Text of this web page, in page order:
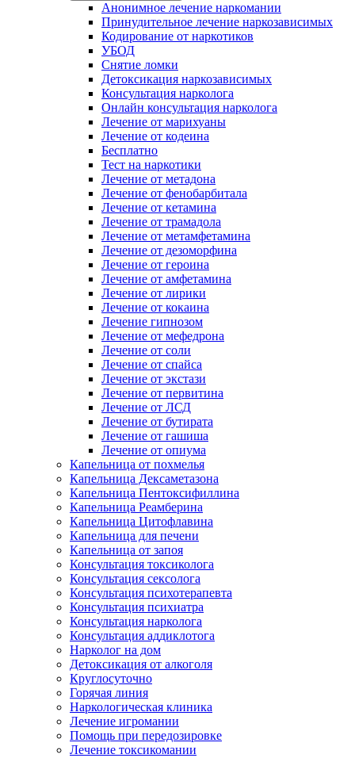
Анонимное лечение наркомании
Принудительное лечение наркозависимых
Кодирование от наркотиков
УБОД
Снятие ломки
Детоксикация наркозависимых
Консультация нарколога
Онлайн консультация нарколога
Лечение от марихуаны
Лечение от кодеина
Бесплатно
Тест на наркотики
Лечение от метадона
Лечение от фенобарбитала
Лечение от кетамина
Лечение от трамадола
Лечение от метамфетамина
Лечение от дезоморфина
Лечение от героина
Лечение от амфетамина
Лечение от лирики
Лечение от кокаина
Лечение гипнозом
Лечение от мефедрона
Лечение от соли
Лечение от спайса
Лечение от экстази
Лечение от первитина
Лечение от ЛСД
Лечение от бутирата
Лечение от гашиша
Лечение от опиума
Капельница от похмелья
Капельница Дексаметазона
Капельница Пентоксифиллина
Капельница Реамберина
Капельница Цитофлавина
Капельница для печени
Капельница от запоя
Консультация токсиколога
Консультация сексолога
Консультация психотерапевта
Консультация психиатра
Консультация нарколога
Консультация аддиклотога
Нарколог на дом
Детоксикация от алкоголя
Круглосуточно
Горячая линия
Наркологическая клиника
Лечение игромании
Помощь при передозировке
Лечение токсикомании